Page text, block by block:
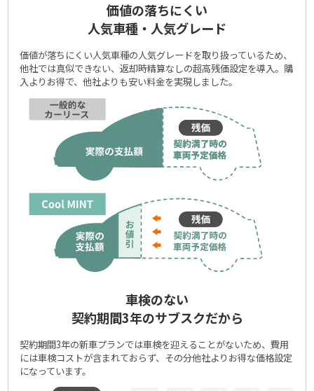
価値の落ちにくい
人気車種・人気グレード
価値が落ちにくい人気車種の人気グレードを取り扱っているため、
他社では真似できない、返却時精算なしの超高残価設定を導入。購
入よりお得で、他社よりも安い料金を実現しました。
車検のない
契約期間3年のサブスクだから
契約期間3年の新車プランでは車検を迎えることがないため、費用
には車検コストが含まれておらず、その分他社よりお得な価格設定
になっています。